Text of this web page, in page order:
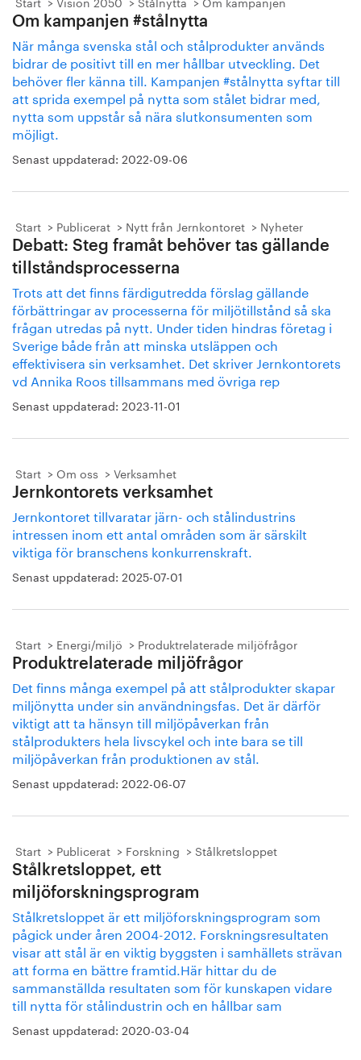
Om kampanjen #stålnytta
När många svenska stål och stålprodukter används
bidrar de positivt till en mer hållbar utveckling. Det
behöver fler känna till. Kampanjen #stålnytta syftar till
att sprida exempel på nytta som stålet bidrar med,
nytta som uppstår så nära slutkonsumenten som
möjligt.
Senast uppdaterad: 2022-09-06
Start Publicerat Nytt från Jernkontoret Nyheter
Debatt: Steg framåt behöver tas gällande
tillståndsprocesserna
Trots att det finns färdigutredda förslag gällande
förbättringar av processerna för miljötillstånd så ska
frågan utredas på nytt. Under tiden hindras företag i
Sverige både från att minska utsläppen och
effektivisera sin verksamhet. Det skriver Jernkontorets
vd Annika Roos tillsammans med övriga rep
Senast uppdaterad: 2023-11-01
Start Om oss Verksamhet
Jernkontorets verksamhet
Jernkontoret tillvaratar järn- och stålindustrins
intressen inom ett antal områden som är särskilt
viktiga för branschens konkurrenskraft.
Senast uppdaterad: 2025-07-01
Start Energi/miljö Produktrelaterade miljöfrågor
Produktrelaterade miljöfrågor
Det finns många exempel på att stålprodukter skapar
miljönytta under sin användningsfas. Det är därför
viktigt att ta hänsyn till miljöpåverkan från
stålprodukters hela livscykel och inte bara se till
miljöpåverkan från produktionen av stål.
Senast uppdaterad: 2022-06-07
Start Publicerat Forskning Stålkretsloppet
Stålkretsloppet, ett
miljöforskningsprogram
Stålkretsloppet är ett miljöforskningsprogram som
pågick under åren 2004-2012. Forskningsresultaten
visar att stål är en viktig byggsten i samhällets strävan
att forma en bättre framtid.Här hittar du de
sammanställda resultaten som för kunskapen vidare
till nytta för stålindustrin och en hållbar sam
Senast uppdaterad: 2020-03-04